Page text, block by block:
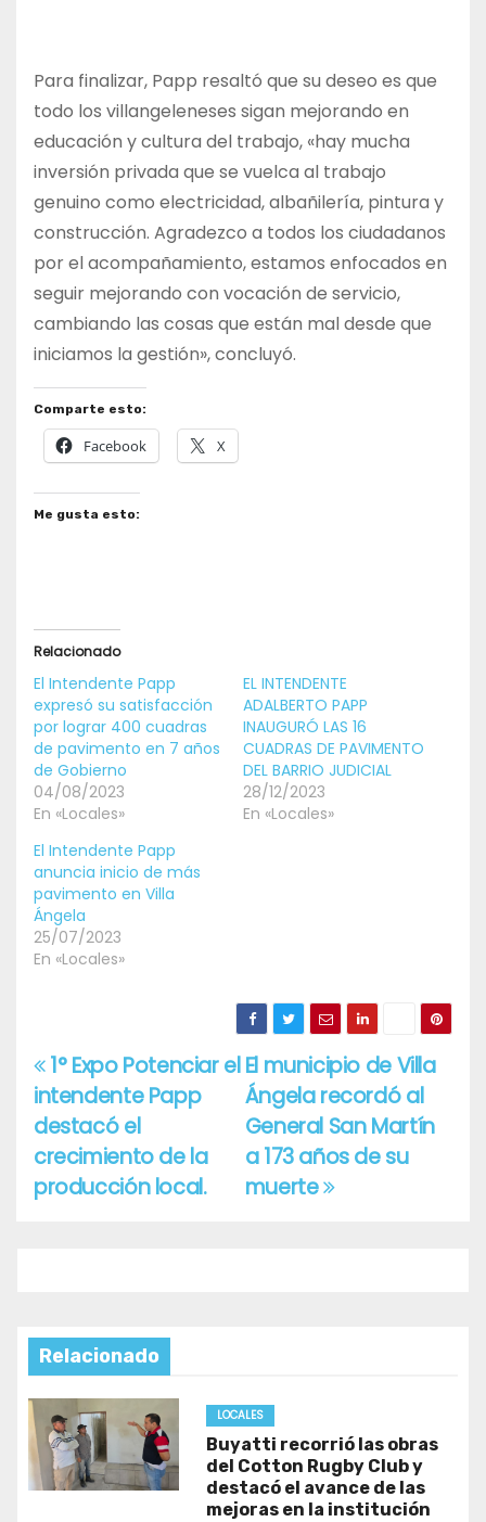
Para finalizar, Papp resaltó que su deseo es que
todo los villangeleneses sigan mejorando en
educación y cultura del trabajo, «hay mucha
inversión privada que se vuelca al trabajo
genuino como electricidad, albañilería, pintura y
construcción. Agradezco a todos los ciudadanos
por el acompañamiento, estamos enfocados en
seguir mejorando con vocación de servicio,
cambiando las cosas que están mal desde que
iniciamos la gestión», concluyó.
Comparte esto:
Facebook X
Me gusta esto:
Relacionado
El Intendente Papp
expresó su satisfacción
por lograr 400 cuadras
de pavimento en 7 años
de Gobierno
04/08/2023
En «Locales»
EL INTENDENTE
ADALBERTO PAPP
INAUGURÓ LAS 16
CUADRAS DE PAVIMENTO
DEL BARRIO JUDICIAL
28/12/2023
En «Locales»
El Intendente Papp
anuncia inicio de más
pavimento en Villa
Ángela
25/07/2023
En «Locales»
Navegación
de
entradas
El municipio de Villa
Ángela recordó al
General San Martín
a 173 años de su
muerte
1° Expo Potenciar el
intendente Papp
destacó el
crecimiento de la
producción local.
Relacionado
LOCALES
Buyatti recorrió las obras
del Cotton Rugby Club y
destacó el avance de las
mejoras en la institución